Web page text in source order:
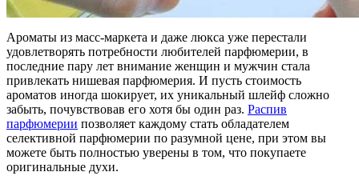
Ароматы из масс-маркета и даже люкса уже перестали
удовлетворять потребности любителей парфюмерии, в
последние пару лет внимание женщин и мужчин стала
привлекать нишевая парфюмерия. И пусть стоимость
ароматов иногда шокирует, их уникальный шлейф сложно
забыть, почувствовав его хотя бы один раз. Распив
парфюмерии позволяет каждому стать обладателем
селективной парфюмерии по разумной цене, при этом вы
можете быть полностью уверены в том, что покупаете
оригинальные духи.